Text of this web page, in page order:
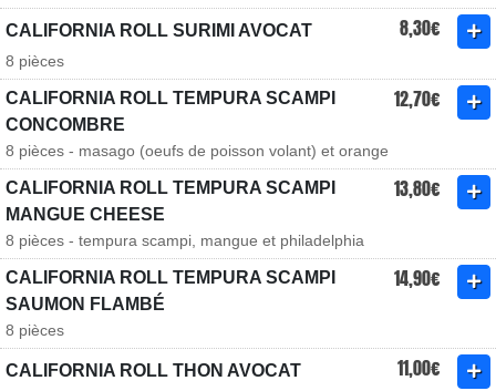
CALIFORNIA ROLL SURIMI AVOCAT 8,30€
8 pièces
CALIFORNIA ROLL TEMPURA SCAMPI
CONCOMBRE
12,70€
8 pièces - masago (oeufs de poisson volant) et orange
CALIFORNIA ROLL TEMPURA SCAMPI
MANGUE CHEESE
13,80€
8 pièces - tempura scampi, mangue et philadelphia
CALIFORNIA ROLL TEMPURA SCAMPI
SAUMON FLAMBÉ
14,90€
8 pièces
CALIFORNIA ROLL THON AVOCAT 11,00€